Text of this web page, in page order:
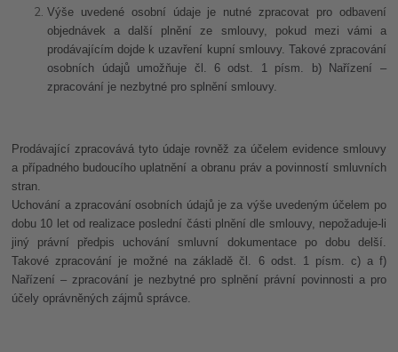
Výše uvedené osobní údaje je nutné zpracovat pro odbavení
objednávek a další plnění ze smlouvy, pokud mezi vámi a
prodávajícím dojde k uzavření kupní smlouvy. Takové zpracování
osobních údajů umožňuje čl. 6 odst. 1 písm. b) Nařízení –
zpracování je nezbytné pro splnění smlouvy.
Prodávající zpracovává tyto údaje rovněž za účelem evidence smlouvy
a případného budoucího uplatnění a obranu práv a povinností smluvních
stran.
Uchování a zpracování osobních údajů je za výše uvedeným účelem po
dobu 10 let od realizace poslední části plnění dle smlouvy, nepožaduje-li
jiný právní předpis uchování smluvní dokumentace po dobu delší.
Takové zpracování je možné na základěčl. 6 odst. 1 písm. c) a f)
Nařízení – zpracování je nezbytné pro splnění právní povinnosti a pro
účely oprávněných zájmů správce.